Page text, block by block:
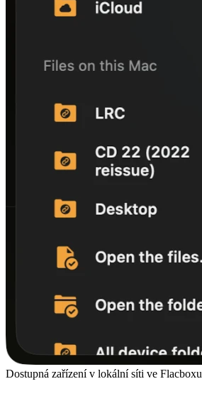
Dostupná zařízení v lokální síti ve Flacboxu